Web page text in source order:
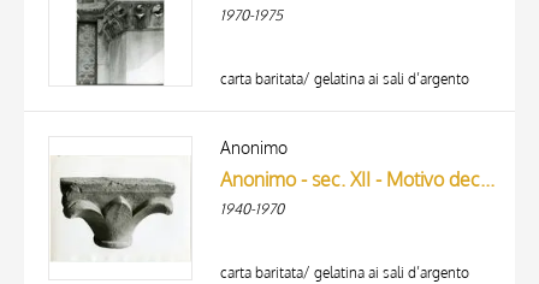
1970-1975
carta baritata/ gelatina ai sali d’argento
Anonimo
Anonimo - sec. XII - Motivo decorativo a foglie
1940-1970
carta baritata/ gelatina ai sali d’argento